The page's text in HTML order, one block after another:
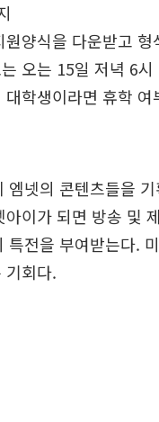
식을 다운받고 형
오는 15일 저녁 6시
학생이라면 휴학 여
엠넷의 콘텐츠들을
이가 되면 방송 및
전을 부여받는다.
기회다.